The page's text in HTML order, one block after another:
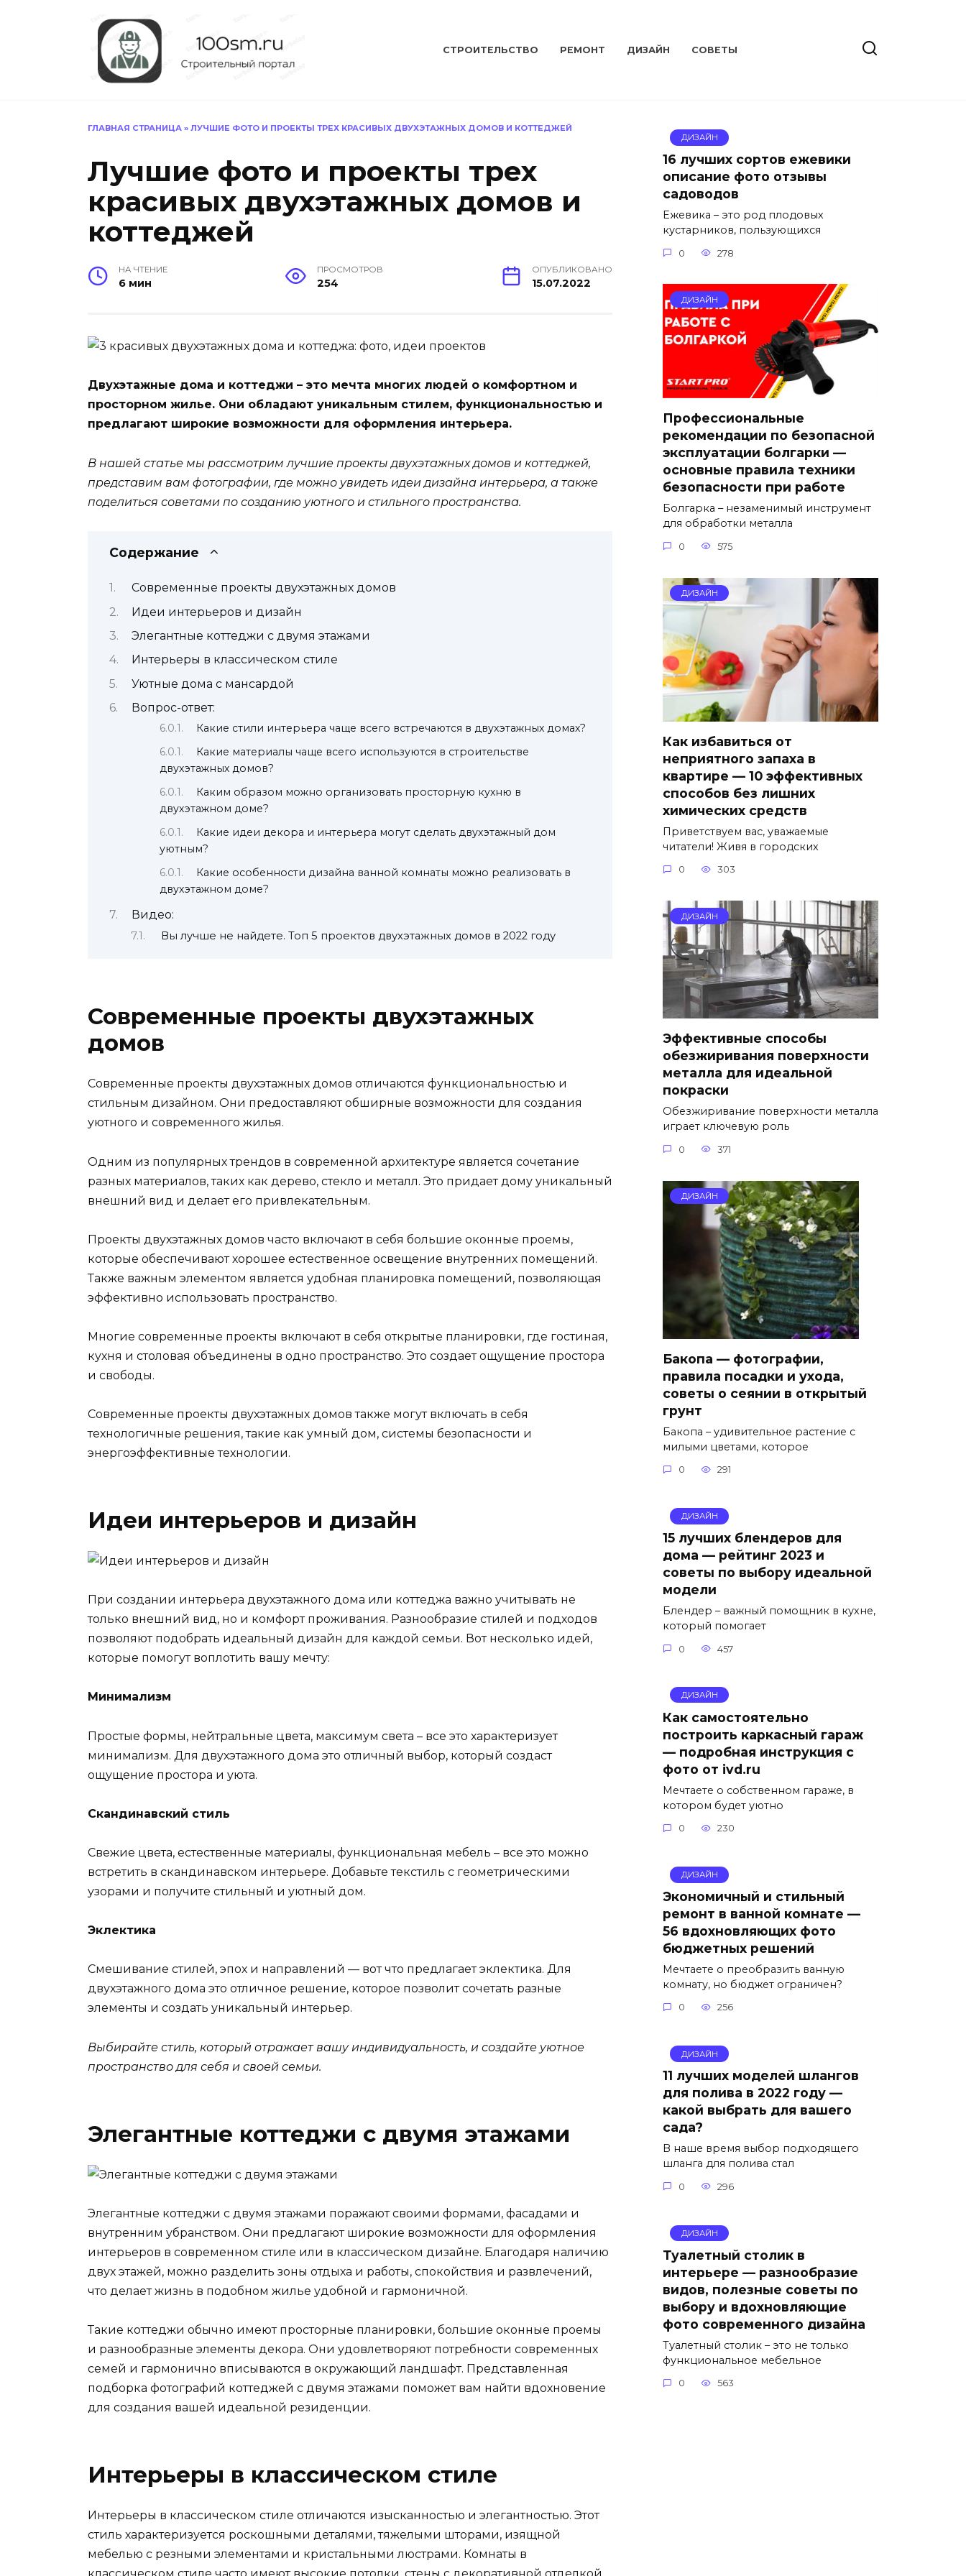
СТРОИТЕЛЬСТВО РЕМОНТ ДИЗАЙН СОВЕТЫ
ГЛАВНАЯ СТРАНИЦА » ЛУЧШИЕ ФОТО И ПРОЕКТЫ ТРЕХ КРАСИВЫХ ДВУХЭТАЖНЫХ ДОМОВ И КОТТЕДЖЕЙ
Лучшие фото и проекты трех
красивых двухэтажных домов и
коттеджей
НА ЧТЕНИЕ
6 мин
ПРОСМОТРОВ
254
ОПУБЛИКОВАНО
15.07.2022
Двухэтажные дома и коттеджи – это мечта многих людей о комфортном и
просторном жилье. Они обладают уникальным стилем, функциональностью и
предлагают широкие возможности для оформления интерьера.
В нашей статье мы рассмотрим лучшие проекты двухэтажных домов и коттеджей,
представим вам фотографии, где можно увидеть идеи дизайна интерьера, а также
поделиться советами по созданию уютного и стильного пространства.
Содержание
Современные проекты двухэтажных домов
Идеи интерьеров и дизайн
Элегантные коттеджи с двумя этажами
Интерьеры в классическом стиле
Уютные дома с мансардой
Вопрос-ответ:
Какие стили интерьера чаще всего встречаются в двухэтажных домах?
Какие материалы чаще всего используются в строительстве
двухэтажных домов?
Каким образом можно организовать просторную кухню в
двухэтажном доме?
Какие идеи декора и интерьера могут сделать двухэтажный дом
уютным?
Какие особенности дизайна ванной комнаты можно реализовать в
двухэтажном доме?
Видео:
Вы лучше не найдете. Топ 5 проектов двухэтажных домов в 2022 году
Современные проекты двухэтажных
домов
Современные проекты двухэтажных домов отличаются функциональностью и
стильным дизайном. Они предоставляют обширные возможности для создания
уютного и современного жилья.
Одним из популярных трендов в современной архитектуре является сочетание
разных материалов, таких как дерево, стекло и металл. Это придает дому уникальный
внешний вид и делает его привлекательным.
Проекты двухэтажных домов часто включают в себя большие оконные проемы,
которые обеспечивают хорошее естественное освещение внутренних помещений.
Также важным элементом является удобная планировка помещений, позволяющая
эффективно использовать пространство.
Многие современные проекты включают в себя открытые планировки, где гостиная,
кухня и столовая объединены в одно пространство. Это создает ощущение простора
и свободы.
Современные проекты двухэтажных домов также могут включать в себя
технологичные решения, такие как умный дом, системы безопасности и
энергоэффективные технологии.
Идеи интерьеров и дизайн
При создании интерьера двухэтажного дома или коттеджа важно учитывать не
только внешний вид, но и комфорт проживания. Разнообразие стилей и подходов
позволяют подобрать идеальный дизайн для каждой семьи. Вот несколько идей,
которые помогут воплотить вашу мечту:
Минимализм
Простые формы, нейтральные цвета, максимум света – все это характеризует
минимализм. Для двухэтажного дома это отличный выбор, который создаст
ощущение простора и уюта.
Скандинавский стиль
Свежие цвета, естественные материалы, функциональная мебель – все это можно
встретить в скандинавском интерьере. Добавьте текстиль с геометрическими
узорами и получите стильный и уютный дом.
Эклектика
Смешивание стилей, эпох и направлений — вот что предлагает эклектика. Для
двухэтажного дома это отличное решение, которое позволит сочетать разные
элементы и создать уникальный интерьер.
Выбирайте стиль, который отражает вашу индивидуальность, и создайте уютное
пространство для себя и своей семьи.
Элегантные коттеджи с двумя этажами
Элегантные коттеджи с двумя этажами поражают своими формами, фасадами и
внутренним убранством. Они предлагают широкие возможности для оформления
интерьеров в современном стиле или в классическом дизайне. Благодаря наличию
двух этажей, можно разделить зоны отдыха и работы, спокойствия и развлечений,
что делает жизнь в подобном жилье удобной и гармоничной.
Такие коттеджи обычно имеют просторные планировки, большие оконные проемы
и разнообразные элементы декора. Они удовлетворяют потребности современных
семей и гармонично вписываются в окружающий ландшафт. Представленная
подборка фотографий коттеджей с двумя этажами поможет вам найти вдохновение
для создания вашей идеальной резиденции.
Интерьеры в классическом стиле
Интерьеры в классическом стиле отличаются изысканностью и элегантностью. Этот
стиль характеризуется роскошными деталями, тяжелыми шторами, изящной
мебелью с резными элементами и кристальными люстрами. Комнаты в
ДИЗАЙН
16 лучших сортов ежевики
описание фото отзывы
садоводов
Ежевика – это род плодовых
кустарников, пользующихся
0 278
ДИЗАЙН
Профессиональные
рекомендации по безопасной
эксплуатации болгарки —
основные правила техники
безопасности при работе
Болгарка – незаменимый инструмент
для обработки металла
0 575
ДИЗАЙН
Как избавиться от
неприятного запаха в
квартире — 10 эффективных
способов без лишних
химических средств
Приветствуем вас, уважаемые
читатели! Живя в городских
0 303
ДИЗАЙН
Эффективные способы
обезжиривания поверхности
металла для идеальной
покраски
Обезжиривание поверхности металла
играет ключевую роль
0 371
ДИЗАЙН
Бакопа — фотографии,
правила посадки и ухода,
советы о сеянии в открытый
грунт
Бакопа – удивительное растение с
милыми цветами, которое
0 291
ДИЗАЙН
15 лучших блендеров для
дома — рейтинг 2023 и
советы по выбору идеальной
модели
Блендер – важный помощник в кухне,
который помогает
0 457
ДИЗАЙН
Как самостоятельно
построить каркасный гараж
— подробная инструкция с
фото от ivd.ru
Мечтаете о собственном гараже, в
котором будет уютно
0 230
ДИЗАЙН
Экономичный и стильный
ремонт в ванной комнате —
56 вдохновляющих фото
бюджетных решений
Мечтаете о преобразить ванную
комнату, но бюджет ограничен?
0 256
ДИЗАЙН
11 лучших моделей шлангов
для полива в 2022 году —
какой выбрать для вашего
сада?
В наше время выбор подходящего
шланга для полива стал
0 296
ДИЗАЙН
Туалетный столик в
интерьере — разнообразие
видов, полезные советы по
выбору и вдохновляющие
фото современного дизайна
Туалетный столик – это не только
функциональное мебельное
0 563